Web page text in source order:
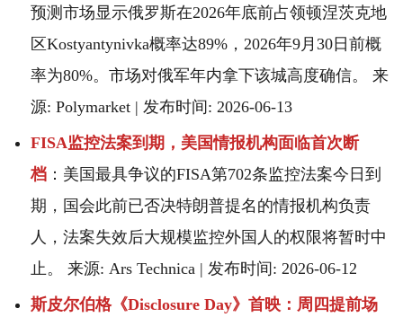
预测市场显示俄罗斯在2026年底前占领顿涅茨克地
区Kostyantynivka概率达89%，2026年9月30日前概
率为80%。市场对俄军年内拿下该城高度确信。 来
源: Polymarket | 发布时间: 2026-06-13
FISA监控法案到期，美国情报机构面临首次断
档 ：美国最具争议的FISA第702条监控法案今日到
期，国会此前已否决特朗普提名的情报机构负责
人，法案失效后大规模监控外国人的权限将暂时中
止。 来源: Ars Technica | 发布时间: 2026-06-12
斯皮尔伯格《Disclosure Day》首映：周四提前场